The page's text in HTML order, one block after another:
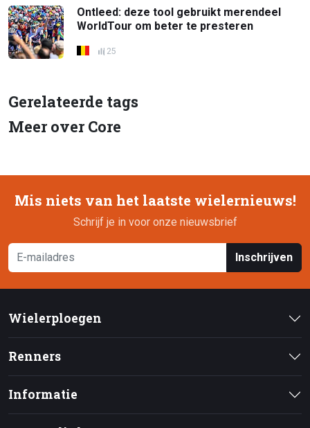
Ontleed: deze tool gebruikt merendeel
WorldTour om beter te presteren
25
Gerelateerde tags
Meer over Core
Mis niets van het laatste wielernieuws!
Schrijf je in voor onze nieuwsbrief
Inschrijven
Wielerploegen
Renners
Informatie